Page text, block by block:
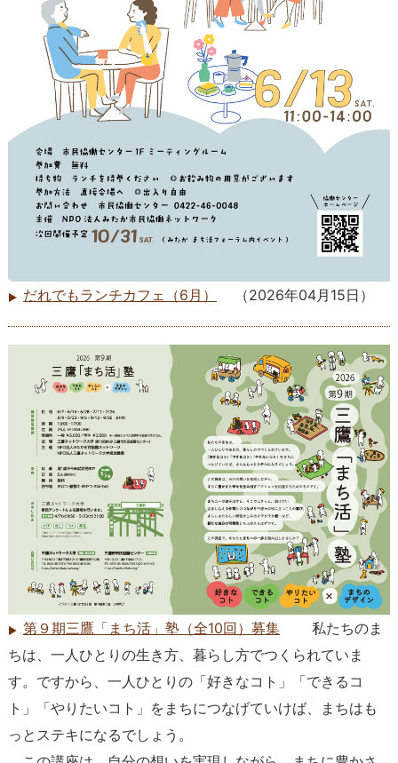
だれでもランチカフェ（6月） （2026年04月15日 ）
第９期三鷹「まち活」塾（全10回）募集
私たちのま
ちは、一人ひとりの生き方、暮らし方でつくられていま
す。ですから、一人ひとりの「好きなコト」「できるコ
ト」「やりたいコト」をまちにつなげていけば、まちはも
っとステキになるでしょう。